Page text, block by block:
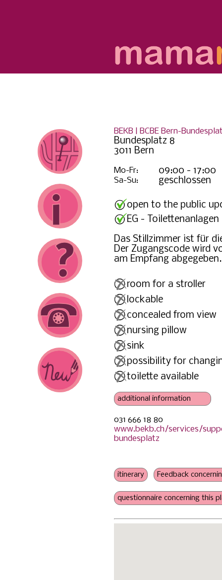
BEKB | BCBE Bern-
Bundesplatz 8
3011 Bern
Mo-Fr: 09:00 - 17:00
Sa-Su: geschlossen
open to the public
EG - Toilettenanlagen
Das Stillzimmer ist für
Der Zugangscode wird
am Empfang abgegeben.
room for a stroller
lockable
concealed from view
nursing pillow
sink
possibility for
toilette available
power outlet
bottle warmer
no pressure to consume
031 666 18 80
www.bekb.ch/services/
bundesplatz